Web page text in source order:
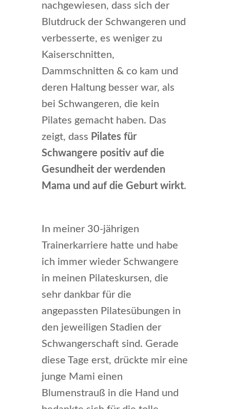
nachgewiesen, dass sich der
Blutdruck der Schwangeren und
verbesserte, es weniger zu
Kaiserschnitten,
Dammschnitten & co kam und
deren Haltung besser war, als
bei Schwangeren, die kein
Pilates gemacht haben. Das
zeigt, dass Pilates für
Schwangere positiv auf die
Gesundheit der werdenden
Mama und auf die Geburt wirkt.
In meiner 30-jährigen
Trainerkarriere hatte und habe
ich immer wieder Schwangere
in meinen Pilateskursen, die
sehr dankbar für die
angepassten Pilatesübungen in
den jeweiligen Stadien der
Schwangerschaft sind. Gerade
diese Tage erst, drückte mir eine
junge Mami einen
Blumenstrauß in die Hand und